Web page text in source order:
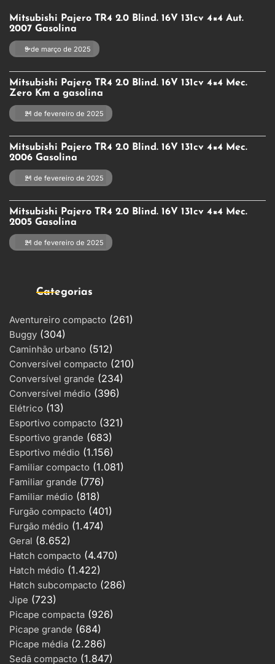
Mitsubishi Pajero TR4 2.0 Blind. 16V 131cv 4×4 Aut.
2007 Gasolina
9 de março de 2025
Mitsubishi Pajero TR4 2.0 Blind. 16V 131cv 4×4 Mec.
Zero Km a gasolina
21 de fevereiro de 2025
Mitsubishi Pajero TR4 2.0 Blind. 16V 131cv 4×4 Mec.
2006 Gasolina
21 de fevereiro de 2025
Mitsubishi Pajero TR4 2.0 Blind. 16V 131cv 4×4 Mec.
2005 Gasolina
21 de fevereiro de 2025
Categorias
Aventureiro compacto (261)
Buggy (304)
Caminhão urbano (512)
Conversível compacto (210)
Conversível grande (234)
Conversível médio (396)
Elétrico (13)
Esportivo compacto (321)
Esportivo grande (683)
Esportivo médio (1.156)
Familiar compacto (1.081)
Familiar grande (776)
Familiar médio (818)
Furgão compacto (401)
Furgão médio (1.474)
Geral (8.652)
Hatch compacto (4.470)
Hatch médio (1.422)
Hatch subcompacto (286)
Jipe (723)
Picape compacta (926)
Picape grande (684)
Picape média (2.286)
Sedã compacto (1.847)